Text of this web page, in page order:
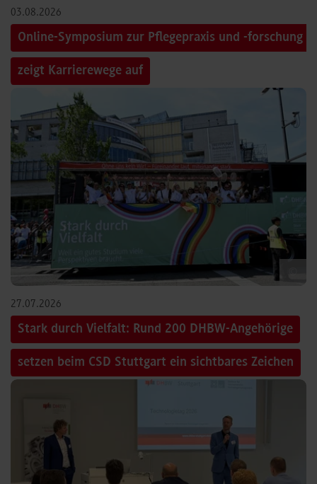
03.08.2026
Online-Symposium zur Pflegepraxis und -forschung
zeigt Karrierewege auf
27.07.2026
Stark durch Vielfalt: Rund 200 DHBW-Angehörige
setzen beim CSD Stuttgart ein sichtbares Zeichen